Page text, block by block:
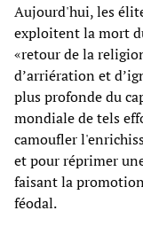
Aujourd'hui, les
exploitent la mort
«retour de la
d’arriération et
plus profonde du
mondiale de tels
camoufler
et pour réprimer
faisant la
féodal.